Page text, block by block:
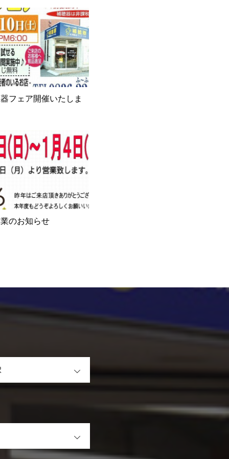
フェア開催いたしま
のお知らせ